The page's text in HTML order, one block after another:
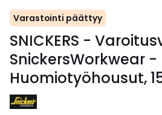
Varastointi päättyy
SNICKERS -
SnickersWorkwear -
Huomiotyöhousut,